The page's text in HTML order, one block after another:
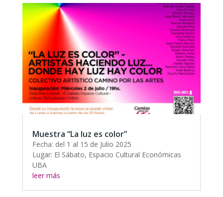
Muestra “La luz es color”
Fecha: del 1 al 15 de Julio 2025
Lugar: El Sábato, Espacio Cultural Económicas
UBA
leer más